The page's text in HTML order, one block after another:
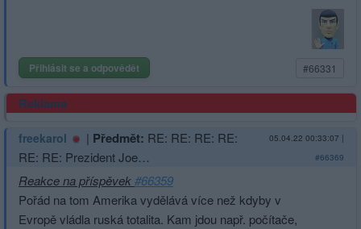
Přihlásit se a odpovědět #66331
Reklama
freekarol | Předmět: RE: RE: RE: RE:
RE: RE: Prezident Joe…
05.04.22 00:33:07 |
#66369
Reakce na příspěvek#66359
Pořád na tom Amerika vydělává více než kdyby v
Evropě vládla ruská totalita. Kam jdou např. počítače,